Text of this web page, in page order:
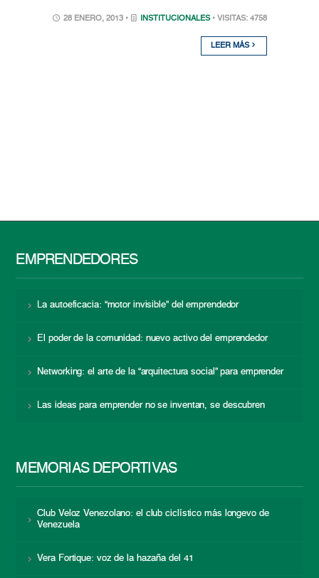
28 ENERO, 2013 • INSTITUCIONALES • VISITAS: 4758
LEER MÁS
EMPRENDEDORES
La autoeficacia: “motor invisible” del emprendedor
El poder de la comunidad: nuevo activo del emprendedor
Networking: el arte de la “arquitectura social” para emprender
Las ideas para emprender no se inventan, se descubren
MEMORIAS DEPORTIVAS
Club Veloz Venezolano: el club ciclístico más longevo de
Venezuela
Vera Fortique: voz de la hazaña del 41